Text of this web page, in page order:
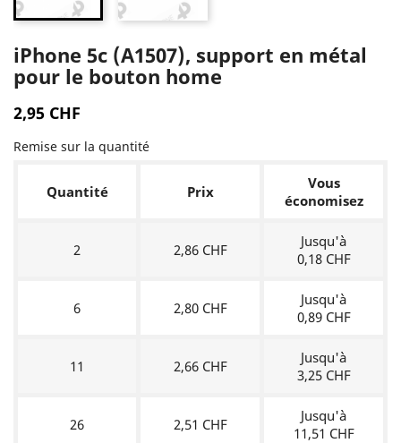
iPhone 5c (A1507), support en métal
pour le bouton home
2,95 CHF
Remise sur la quantité
Quantité Prix
Vous
économisez
2 2,86 CHF
Jusqu'à
0,18 CHF
6 2,80 CHF
Jusqu'à
0,89 CHF
11 2,66 CHF
Jusqu'à
3,25 CHF
26 2,51 CHF
Jusqu'à
11,51 CHF